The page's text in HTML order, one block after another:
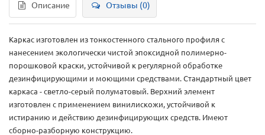
Описание Отзывы (0)
Каркас изготовлен из тонкостенного стального профиля с
нанесением экологически чистой эпоксидной полимерно-
порошковой краски, устойчивой к регулярной обработке
дезинфицирующими и моющими средствами. Стандартный цвет
каркаса - светло-серый полуматовый. Верхний элемент
изготовлен с применением винилискожи, устойчивой к
истиранию и действию дезинфицирующих средств. Имеют
сборно-разборную конструкцию.